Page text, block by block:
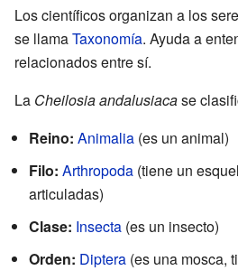
Los científicos organizan a los
se llamaTaxonomía. Ayuda a
relacionados entre sí.
La Cheilosia andalusiacase
Reino: Animalia (es un animal)
Filo: Arthropoda (tiene un
articuladas)
Clase: Insecta (es un insecto)
Orden: Diptera (es una mosca,